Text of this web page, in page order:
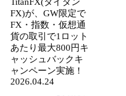
FX)が、GW限定で
FX・指数・仮想通
貨の取引で1ロット
あたり最大800円キ
ャッシュバックキ
ャンペーン実施！
2026.04.24